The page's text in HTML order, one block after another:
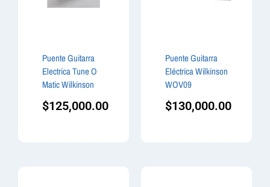
Puente Guitarra
Electrica Tune O
Matic Wilkinson
$125,000.00
Puente Guitarra
Eléctrica Wilkinson
WOV09
$130,000.00